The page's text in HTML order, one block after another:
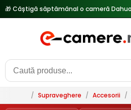
/ Supraveghere / Accesorii /